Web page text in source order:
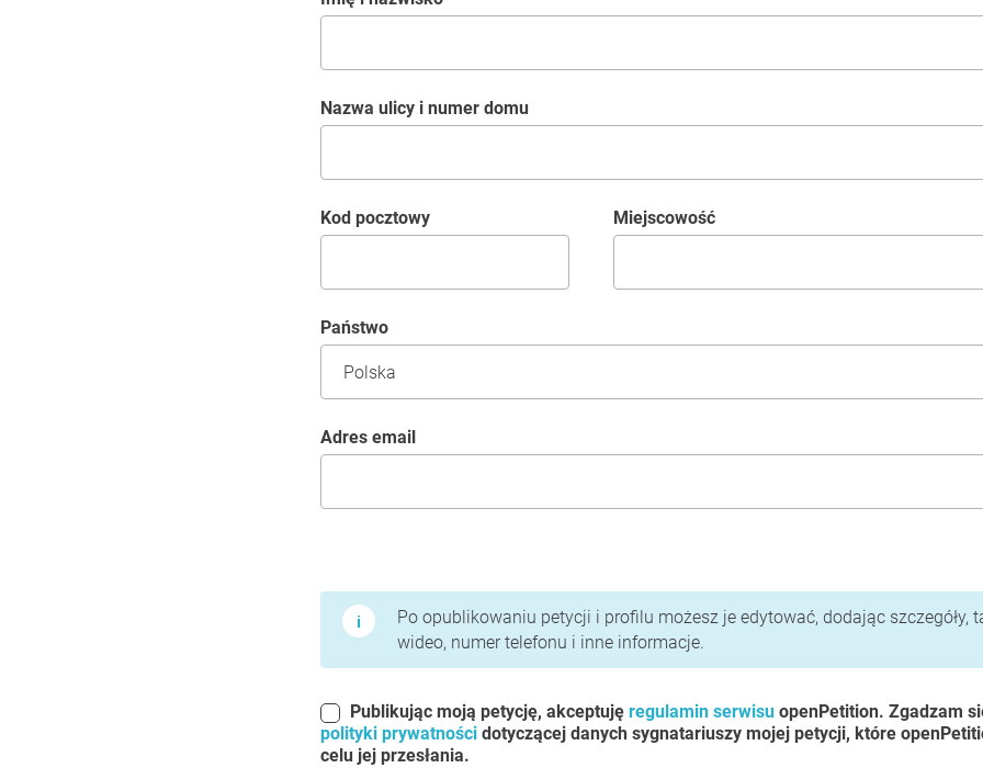
Nazwa ulicy i numer domu
kod pocztowy Miejscowość
Państwo
Adres email
Warunki użytkowania i polityka prywatności
Po opublikowaniu petycji i profilu możesz je edytować, dodając szczegóły,
wideo, numer telefonu i inne informacje.
Publikując moją petycję, akceptuję regulamin serwisu openPetition. Zgadzam
polityki prywatności dotyczącej danych sygnatariuszy mojej petycji, które
celu jej przesłania.